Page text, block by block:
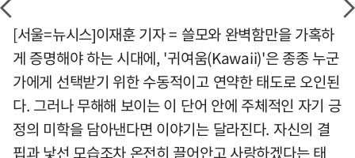
[서울=뉴시스]이재훈 기자 = 쓸모와 완벽함만을 가혹하
게 증명해야 하는 시대에, '귀여움(Kawaii)'은 종종 누군
가에게 선택받기 위한 수동적이고 연약한 태도로 오인된
다. 그러나 무해해 보이는 이 단어 안에 주체적인 자기 긍
정의 미학을 담아낸다면 이야기는 달라진다. 자신의 결
핍과 낯선 모습조차 온전히 끌어안고 사랑하겠다는 태